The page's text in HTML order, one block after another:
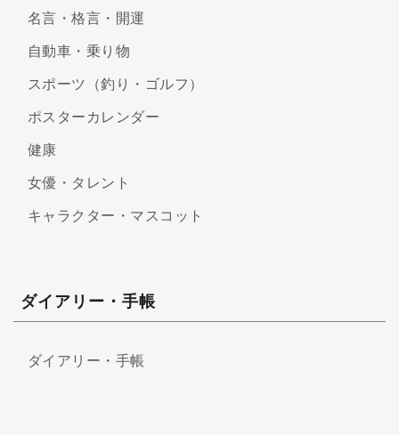
名言・格言・開運
自動車・乗り物
スポーツ（釣り・ゴルフ）
ポスターカレンダー
健康
女優・タレント
キャラクター・マスコット
ダイアリー・手帳
ダイアリー・手帳